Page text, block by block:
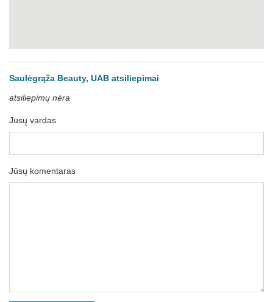
Saulėgrąža Beauty, UAB atsiliepimai
atsiliepimų nėra
Jūsų vardas
Jūsų komentaras